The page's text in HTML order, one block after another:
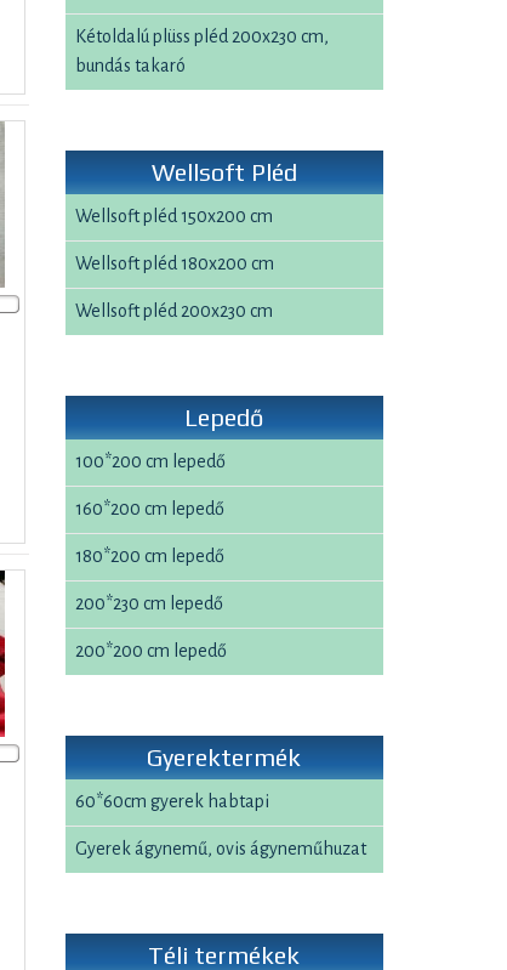
Kétoldalú plüss pléd 200x230 cm,
bundás takaró
Wellsoft Pléd
Wellsoft pléd 150x200 cm
Wellsoft pléd 180x200 cm
Wellsoft pléd 200x230 cm
Lepedő
100*200 cm lepedő
160*200 cm lepedő
180*200 cm lepedő
200*230 cm lepedő
200*200 cm lepedő
Gyerektermék
60*60cm gyerek habtapi
Gyerek ágynemű, ovis ágyneműhuzat
Téli termékek